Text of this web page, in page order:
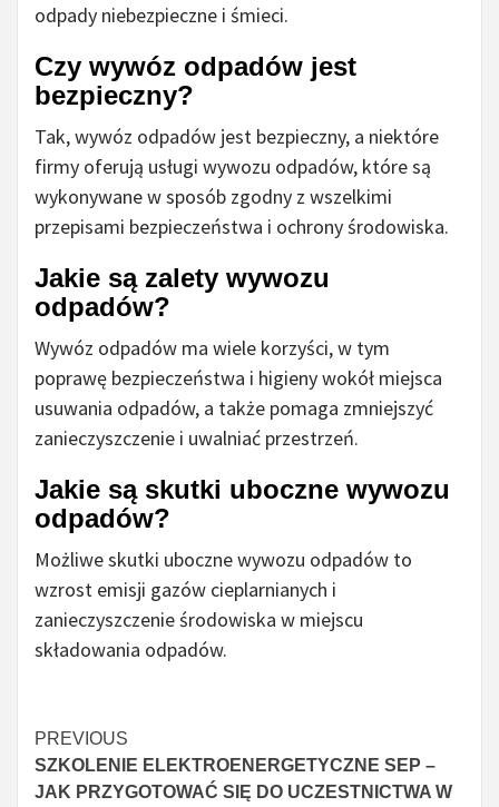
odpady niebezpieczne i śmieci.
Czy wywóz odpadów jest
bezpieczny?
Tak, wywóz odpadów jest bezpieczny, a niektóre
firmy oferują usługi wywozu odpadów, które są
wykonywane w sposób zgodny z wszelkimi
przepisami bezpieczeństwa i ochrony środowiska.
Jakie są zalety wywozu
odpadów?
Wywóz odpadów ma wiele korzyści, w tym
poprawę bezpieczeństwa i higieny wokół miejsca
usuwania odpadów, a także pomaga zmniejszyć
zanieczyszczenie i uwalniać przestrzeń.
Jakie są skutki uboczne wywozu
odpadów?
Możliwe skutki uboczne wywozu odpadów to
wzrost emisji gazów cieplarnianych i
zanieczyszczenie środowiska w miejscu
składowania odpadów.
Czytaj
więcej
PREVIOUS
SZKOLENIE ELEKTROENERGETYCZNE SEP –
JAK PRZYGOTOWAĆ SIĘ DO UCZESTNICTWA W